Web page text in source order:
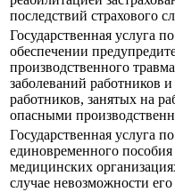
последствий страхового
Государственная услуга
обеспечении
производственного
заболеваний работников
работников, занятых на
опасными
Государственная услуга
единовременного
медицинских
случае невозможности